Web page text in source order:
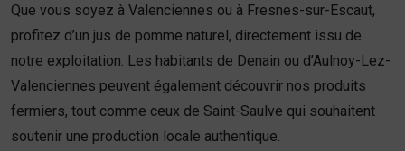
Que vous soyez à Valenciennes ou à Fresnes-sur-Escaut,
profitez d’un jus de pomme naturel, directement issu de
notre exploitation. Les habitants de Denain ou d’Aulnoy-Lez-
Valenciennes peuvent également découvrir nos produits
fermiers, tout comme ceux de Saint-Saulve qui souhaitent
soutenir une production locale authentique.